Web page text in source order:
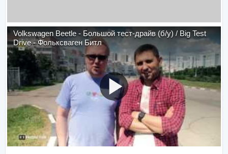
Volkswagen Beetle - Большой тест-драйв (б/у) / Big Test
Drive - Фольксваген Битл